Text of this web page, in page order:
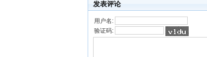
发表评论
用户名:
验证码: